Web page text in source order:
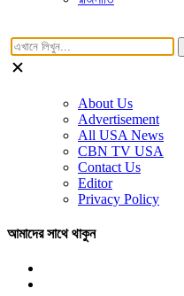
About Us
Advertisement
All USA News
CBN TV USA
Contact Us
Editor
Privacy Policy
আমাদের সাথে থাকুন